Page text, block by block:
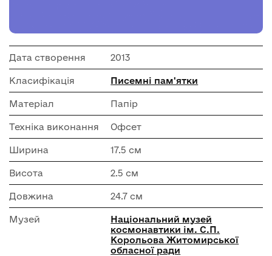
Дата створення 2013
Класифікація Писемні пам'ятки
Матеріал Папір
Техніка виконання Офсет
Ширина 17.5 см
Висота 2.5 см
Довжина 24.7 см
Музей
Національний музей
космонавтики ім. С.П.
Корольова Житомирської
обласної ради